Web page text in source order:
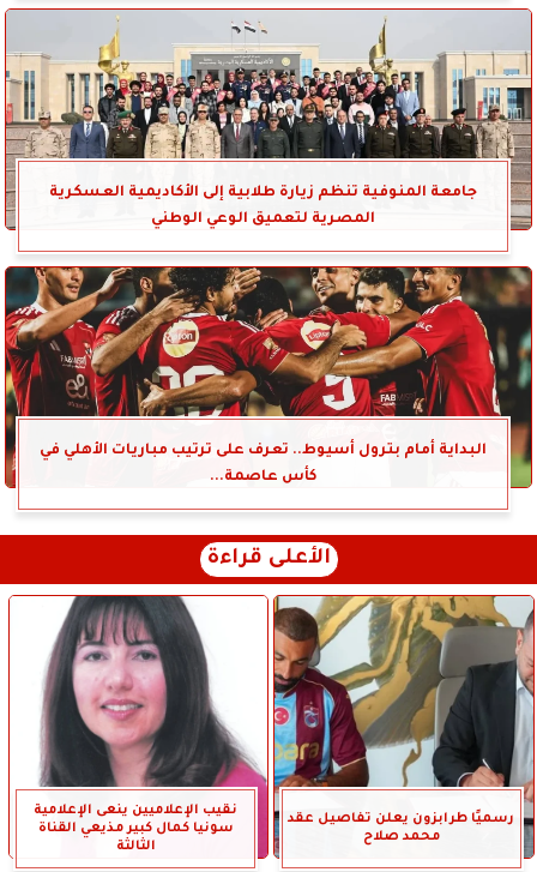
جامعة المنوفية تنظم زيارة طلابية إلى الأكاديمية العسكرية
المصرية لتعميق الوعي الوطني
البداية أمام بترول أسيوط.. تعرف على ترتيب مباريات الأهلي في
كأس عاصمة...
الأعلى قراءة
رسميًا طرابزون يعلن تفاصيل عقد
محمد صلاح
نقيب الإعلاميين ينعى الإعلامية
سونيا كمال كبير مذيعي القناة
الثالثة